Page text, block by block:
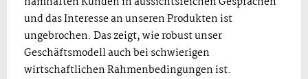
und das Interesse an unseren Produkten ist
ungebrochen. Das zeigt, wie robust unser
Geschäftsmodell auch bei schwierigen
wirtschaftlichen Rahmenbedingungen ist.